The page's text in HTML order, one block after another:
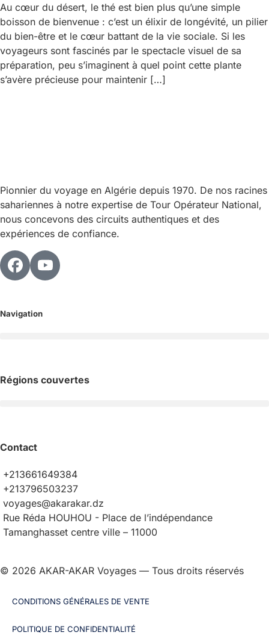
Au cœur du désert, le thé est bien plus qu’une simple
boisson de bienvenue : c’est un élixir de longévité, un pilier
du bien-être et le cœur battant de la vie sociale. Si les
voyageurs sont fascinés par le spectacle visuel de sa
préparation, peu s’imaginent à quel point cette plante
s’avère précieuse pour maintenir […]
Pionnier du voyage en Algérie depuis 1970. De nos racines
sahariennes à notre expertise de Tour Opérateur National,
nous concevons des circuits authentiques et des
expériences de confiance.
Navigation
Régions couvertes
Contact
+213661649384
+213796503237
voyages@akarakar.dz
Rue Réda HOUHOU - Place de l’indépendance
Tamanghasset centre ville – 11000
© 2026 AKAR-AKAR Voyages — Tous droits réservés
CONDITIONS GÉNÉRALES DE VENTE
POLITIQUE DE CONFIDENTIALITÉ